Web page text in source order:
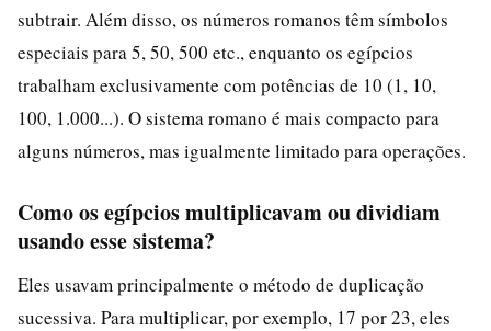
subtrair. Além disso, os números romanos têm símbolos
especiais para 5, 50, 500 etc., enquanto os egípcios
trabalham exclusivamente com potências de 10 (1, 10,
100, 1.000...). O sistema romano é mais compacto para
alguns números, mas igualmente limitado para operações.
Como os egípcios multiplicavam ou dividiam
usando esse sistema?
Eles usavam principalmente o método de duplicação
sucessiva. Para multiplicar, por exemplo, 17 por 23, eles